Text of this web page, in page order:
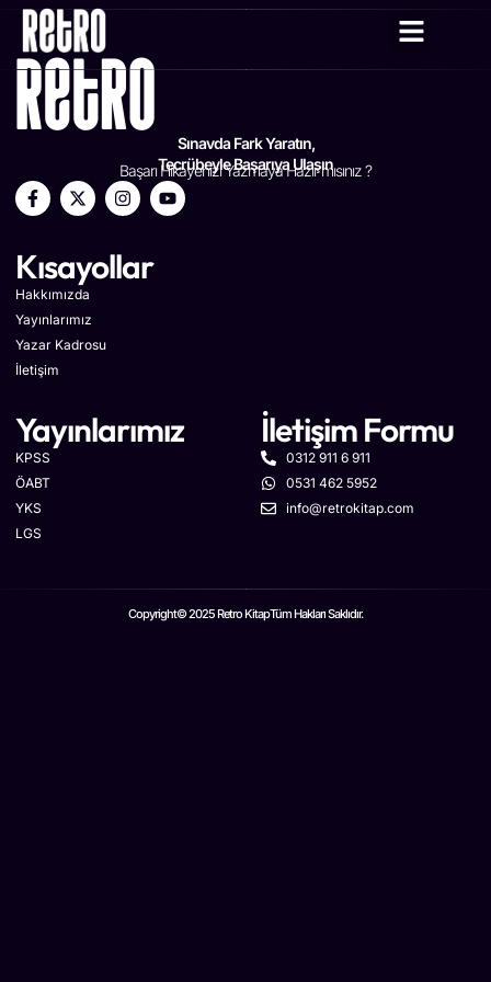
Sınavda Fark Yaratın,
Tecrübeyle Başarıya Ulaşın
Başarı Hikayenizi Yazmaya Hazır mısınız ?
Kısayollar
Hakkımızda
Yayınlarımız
Yazar Kadrosu
İletişim
Yayınlarımız
KPSS
ÖABT
YKS
LGS
İletişim Formu
0312 911 6 911
0531 462 5952
info@retrokitap.com
Copyright© 2025 Retro KitapTüm Hakları Saklıdır.